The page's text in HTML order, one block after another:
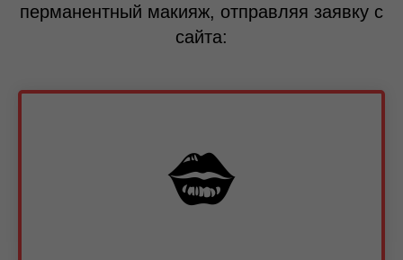
перманентный макияж, отправляя заявку с
сайта: